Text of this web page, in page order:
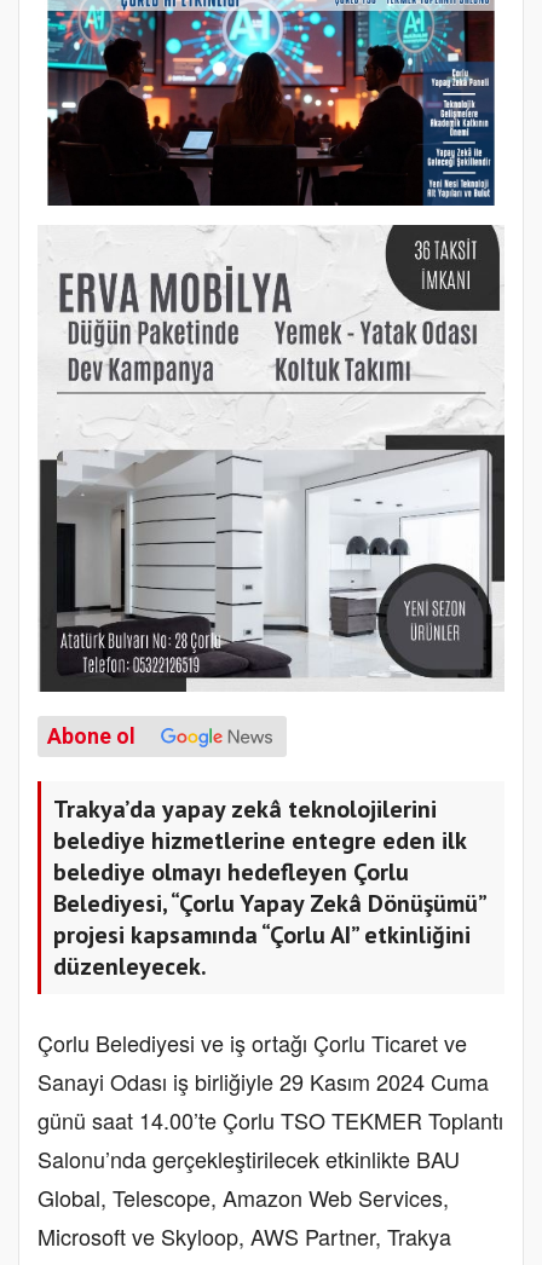
Abone ol
Trakya’da yapay zekâ teknolojilerini
belediye hizmetlerine entegre eden ilk
belediye olmayı hedefleyen Çorlu
Belediyesi, “Çorlu Yapay Zekâ Dönüşümü”
projesi kapsamında “Çorlu AI” etkinliğini
düzenleyecek.
Çorlu Belediyesi ve iş ortağı Çorlu Ticaret ve
Sanayi Odası iş birliğiyle 29 Kasım 2024 Cuma
günü saat 14.00’te Çorlu TSO TEKMER Toplantı
Salonu’nda gerçekleştirilecek etkinlikte BAU
Global, Telescope, Amazon Web Services,
Microsoft ve Skyloop, AWS Partner, Trakya